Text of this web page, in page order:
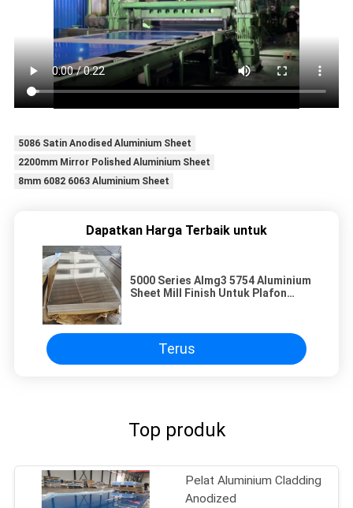
5086 Satin Anodised Aluminium Sheet
2200mm Mirror Polished Aluminium Sheet
8mm 6082 6063 Aluminium Sheet
Dapatkan Harga Terbaik untuk
5000 Series Almg3 5754 Aluminium
Sheet Mill Finish Untuk Plafon
Terus
Top produk
Pelat Aluminium Cladding
Anodized